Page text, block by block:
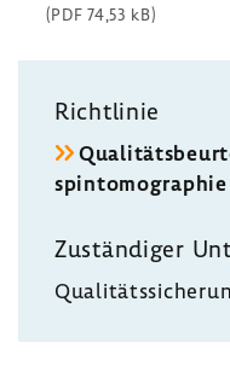
(PDF 74,53 kB)
Richt­linie
spin­to­mo­gra­phie
Zustän­diger